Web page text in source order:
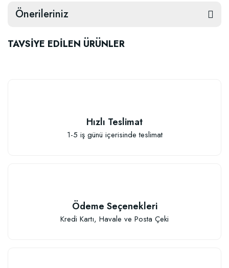
Önerileriniz
TAVSİYE EDİLEN ÜRÜNLER
Elastik Meyve Fidanı Bağlama İpi (10 Fidan İçin )
Hızlı Teslimat
1-5 iş günü içerisinde teslimat
Ödeme Seçenekleri
Kredi Kartı, Havale ve Posta Çeki